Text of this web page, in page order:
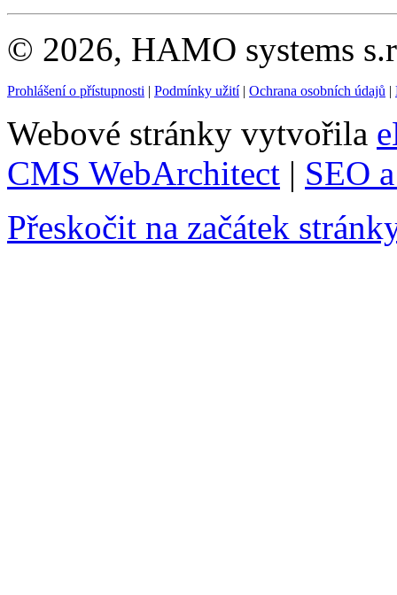
© 2026, HAMO systems
Prohlášení o přístupnosti | Podmínky užití| Ochrana osobních údajů |
Webové stránky vytvořila
CMS WebArchitect | SEO
Přeskočit na začátek